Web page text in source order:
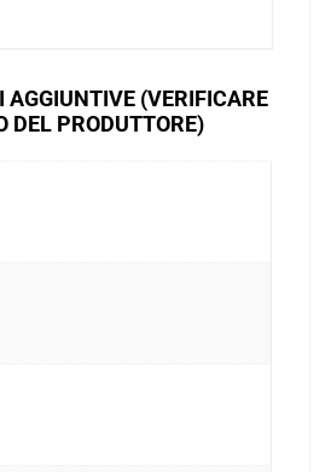
AGGIUNTIVE (VERIFICARE
DEL PRODUTTORE)